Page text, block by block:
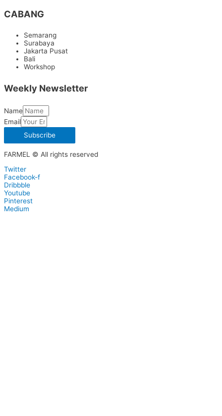
CABANG
Semarang
Surabaya
Jakarta Pusat
Bali
Workshop
Weekly Newsletter
Name
Email
Subscribe
FARMEL © All rights reserved
Twitter
Facebook-f
Dribbble
Youtube
Pinterest
Medium